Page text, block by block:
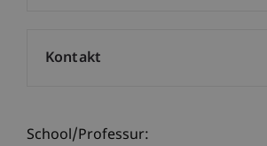
School/Professur:
Kontakt